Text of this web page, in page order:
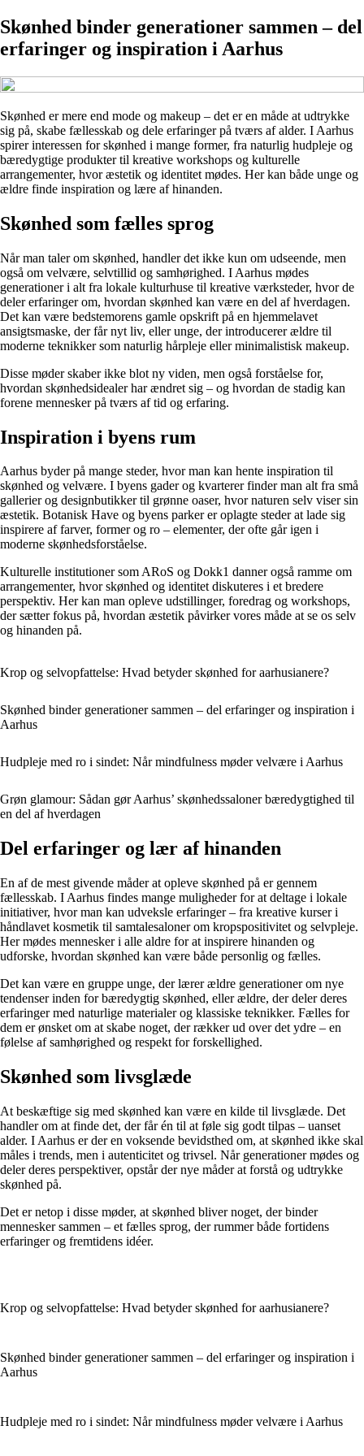
Skønhed binder generationer sammen – del
erfaringer og inspiration i Aarhus
Skønhed er mere end mode og makeup – det er en måde at udtrykke
sig på, skabe fællesskab og dele erfaringer på tværs af alder. I Aarhus
spirer interessen for skønhed i mange former, fra naturlig hudpleje og
bæredygtige produkter til kreative workshops og kulturelle
arrangementer, hvor æstetik og identitet mødes. Her kan både unge og
ældre finde inspiration og lære af hinanden.
Skønhed som fælles sprog
Når man taler om skønhed, handler det ikke kun om udseende, men
også om velvære, selvtillid og samhørighed. I Aarhus mødes
generationer i alt fra lokale kulturhuse til kreative værksteder, hvor de
deler erfaringer om, hvordan skønhed kan være en del af hverdagen.
Det kan være bedstemorens gamle opskrift på en hjemmelavet
ansigtsmaske, der får nyt liv, eller unge, der introducerer ældre til
moderne teknikker som naturlig hårpleje eller minimalistisk makeup.
Disse møder skaber ikke blot ny viden, men også forståelse for,
hvordan skønhedsidealer har ændret sig – og hvordan de stadig kan
forene mennesker på tværs af tid og erfaring.
Inspiration i byens rum
Aarhus byder på mange steder, hvor man kan hente inspiration til
skønhed og velvære. I byens gader og kvarterer finder man alt fra små
gallerier og designbutikker til grønne oaser, hvor naturen selv viser sin
æstetik. Botanisk Have og byens parker er oplagte steder at lade sig
inspirere af farver, former og ro – elementer, der ofte går igen i
moderne skønhedsforståelse.
Kulturelle institutioner som ARoS og Dokk1 danner også ramme om
arrangementer, hvor skønhed og identitet diskuteres i et bredere
perspektiv. Her kan man opleve udstillinger, foredrag og workshops,
der sætter fokus på, hvordan æstetik påvirker vores måde at se os selv
og hinanden på.
Krop og selvopfattelse: Hvad betyder skønhed for aarhusianere?
Skønhed binder generationer sammen – del erfaringer og inspiration i
Aarhus
Hudpleje med ro i sindet: Når mindfulness møder velvære i Aarhus
Grøn glamour: Sådan gør Aarhus’ skønhedssaloner bæredygtighed til
en del af hverdagen
Del erfaringer og lær af hinanden
En af de mest givende måder at opleve skønhed på er gennem
fællesskab. I Aarhus findes mange muligheder for at deltage i lokale
initiativer, hvor man kan udveksle erfaringer – fra kreative kurser i
håndlavet kosmetik til samtalesaloner om kropspositivitet og selvpleje.
Her mødes mennesker i alle aldre for at inspirere hinanden og
udforske, hvordan skønhed kan være både personlig og fælles.
Det kan være en gruppe unge, der lærer ældre generationer om nye
tendenser inden for bæredygtig skønhed, eller ældre, der deler deres
erfaringer med naturlige materialer og klassiske teknikker. Fælles for
dem er ønsket om at skabe noget, der rækker ud over det ydre – en
følelse af samhørighed og respekt for forskellighed.
Skønhed som livsglæde
At beskæftige sig med skønhed kan være en kilde til livsglæde. Det
handler om at finde det, der får én til at føle sig godt tilpas – uanset
alder. I Aarhus er der en voksende bevidsthed om, at skønhed ikke skal
måles i trends, men i autenticitet og trivsel. Når generationer mødes og
deler deres perspektiver, opstår der nye måder at forstå og udtrykke
skønhed på.
Det er netop i disse møder, at skønhed bliver noget, der binder
mennesker sammen – et fælles sprog, der rummer både fortidens
erfaringer og fremtidens idéer.
Krop og selvopfattelse: Hvad betyder skønhed for aarhusianere?
Skønhed binder generationer sammen – del erfaringer og inspiration i
Aarhus
Hudpleje med ro i sindet: Når mindfulness møder velvære i Aarhus